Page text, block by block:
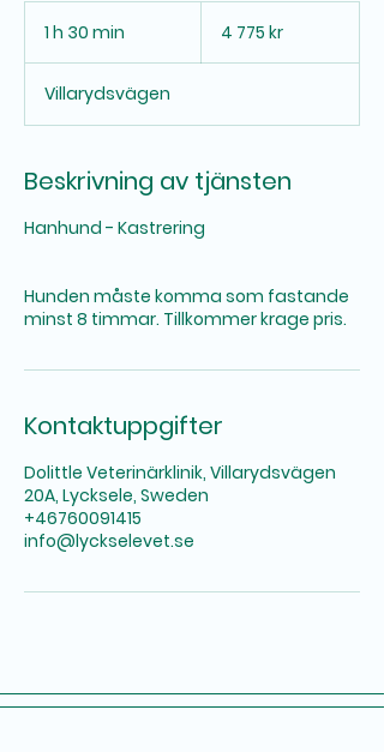
1 h 30 min
m
i
kronor4 775 kr
Villarydsvägen
Beskrivning av tjänsten
Hanhund - Kastrering
Hunden måste komma som fastande
minst 8 timmar. Tillkommer krage pris.
Kontaktuppgifter
Dolittle Veterinärklinik, Villarydsvägen
20A, Lycksele, Sweden
+46760091415
info@lyckselevet.se